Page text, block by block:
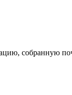
собранную